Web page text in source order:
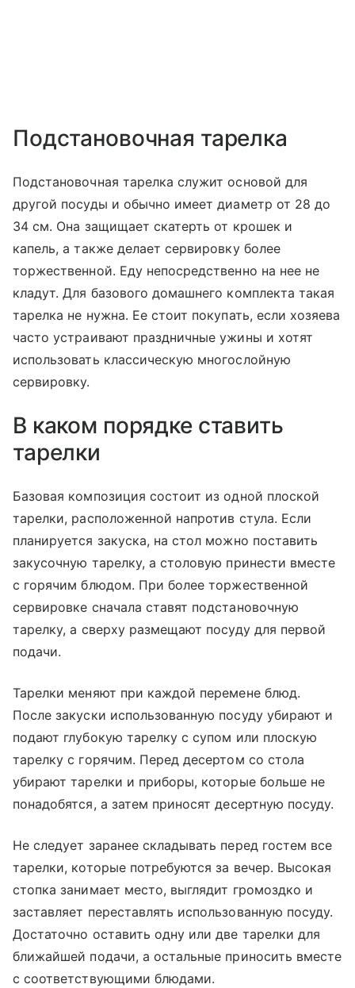
Подстановочная тарелка
Подстановочная тарелка служит основой для
другой посуды и обычно имеет диаметр от 28 до
34 см. Она защищает скатерть от крошек и
капель, а также делает сервировку более
торжественной. Еду непосредственно на нее не
кладут. Для базового домашнего комплекта такая
тарелка не нужна. Ее стоит покупать, если хозяева
часто устраивают праздничные ужины и хотят
использовать классическую многослойную
сервировку.
В каком порядке ставить
тарелки
Базовая композиция состоит из одной плоской
тарелки, расположенной напротив стула. Если
планируется закуска, на стол можно поставить
закусочную тарелку, а столовую принести вместе
с горячим блюдом. При более торжественной
сервировке сначала ставят подстановочную
тарелку, а сверху размещают посуду для первой
подачи.
Тарелки меняют при каждой перемене блюд.
После закуски использованную посуду убирают и
подают глубокую тарелку с супом или плоскую
тарелку с горячим. Перед десертом со стола
убирают тарелки и приборы, которые больше не
понадобятся, а затем приносят десертную посуду.
Не следует заранее складывать перед гостем все
тарелки, которые потребуются за вечер. Высокая
стопка занимает место, выглядит громоздко и
заставляет переставлять использованную посуду.
Достаточно оставить одну или две тарелки для
ближайшей подачи, а остальные приносить вместе
с соответствующими блюдами.